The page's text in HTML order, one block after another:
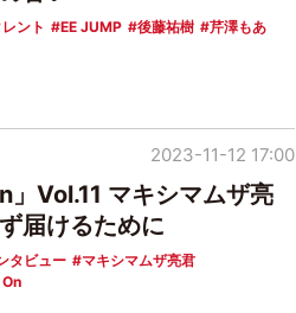
ント EE JUMP 後藤祐樹
芹澤もあ
Vol.11 マキシマムザ亮
届けるために
タビュー
マキシマムザ亮君
2023-11-12 17:00